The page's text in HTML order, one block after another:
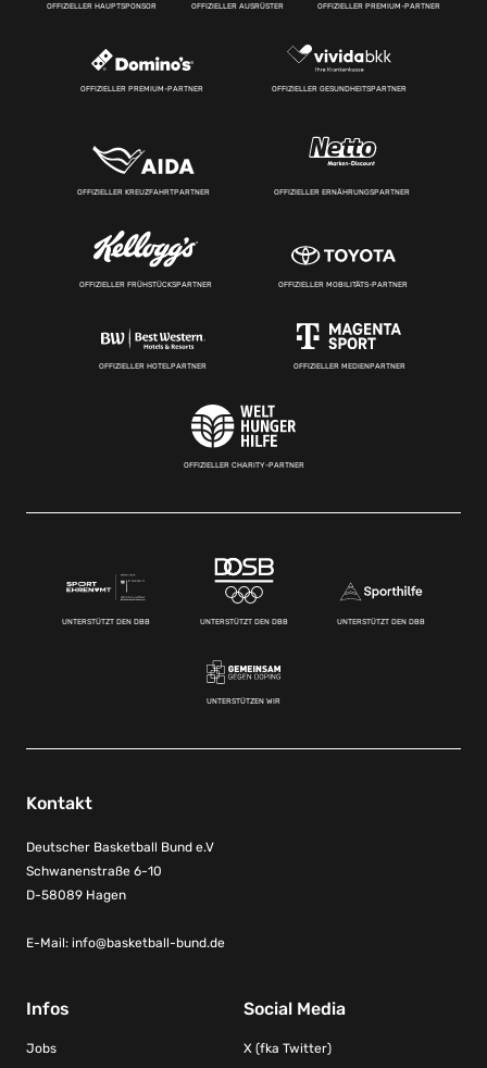
OFFIZIELLER HAUPTSPONSOR OFFIZIELLER AUSRÜSTER OFFIZIELLER PREMIUM-PARTNER
OFFIZIELLER PREMIUM-PARTNER OFFIZIELLER GESUNDHEITSPARTNER
OFFIZIELLER KREUZFAHRTPARTNER OFFIZIELLER ERNÄHRUNGSPARTNER
OFFIZIELLER FRÜHSTÜCKSPARTNER OFFIZIELLER MOBILITÄTS-PARTNER
OFFIZIELLER HOTELPARTNER OFFIZIELLER MEDIENPARTNER
OFFIZIELLER CHARITY-PARTNER
UNTERSTÜTZT DEN DBB UNTERSTÜTZT DEN DBB UNTERSTÜTZT DEN DBB
UNTERSTÜTZEN WIR
Kontakt
Deutscher Basketball Bund e.V
Schwanenstraße 6-10
D-58089 Hagen
E-Mail: info@basketball-bund.de
Infos
Jobs
Social Media
X (fka Twitter)